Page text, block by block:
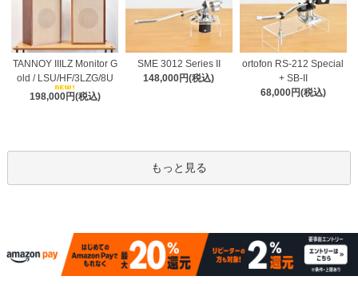
TANNOY IIILZ Monitor G
old / LSU/HF/3LZG/8U
198,000円(税込)
SME 3012 Series II
148,000円(税込)
ortofon RS-212 Special
+ SB-II
68,000円(税込)
もっと見る